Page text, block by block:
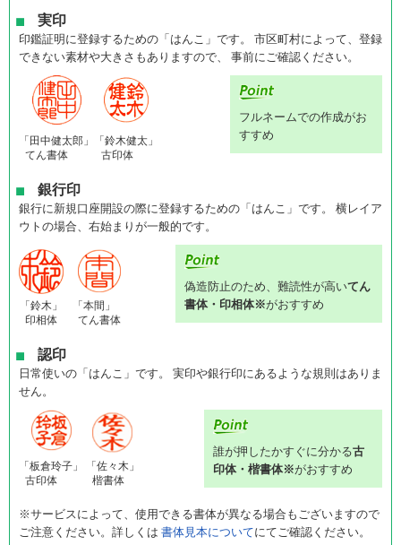
実印
印鑑証明に登録するための「はんこ」です。 市区町村によって、登録
できない素材や大きさもありますので、 事前にご確認ください。
「田中健太郎」
てん書体
「鈴木健太」
古印体
フルネームでの作成がお
すすめ
銀行印
銀行に新規口座開設の際に登録するための「はんこ」です。 横レイア
ウトの場合、右始まりが一般的です。
「鈴木」
印相体
「本間」
てん書体
偽造防止のため、難読性が高いてん
書体・印相体※がおすすめ
認印
日常使いの「はんこ」です。 実印や銀行印にあるような規則はありま
せん。
「板倉玲子」
古印体
「佐々木」
楷書体
誰が押したかすぐに分かる古
印体・楷書体※がおすすめ
※サービスによって、使用できる書体が異なる場合もございますので
ご注意ください。詳しくは 書体見本についてにてご確認ください。